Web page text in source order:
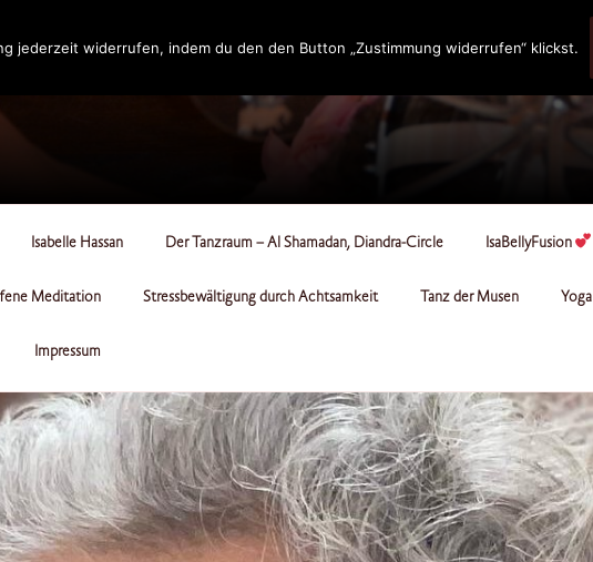
Isabelle Hassan Der Tanzraum – Al Shamadan, Diandra-Circle IsaBellyFusion
Meditation Stressbewältigung durch Achtsamkeit Tanz der Musen Yoga
Impressum
jederzeit widerrufen, indem du den den Button „Zustimmung widerrufen“ klickst.